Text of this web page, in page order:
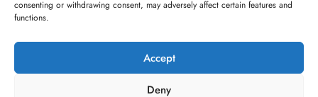
consenting or withdrawing consent, may adversely affect certain features and
functions.
Accept
Deny